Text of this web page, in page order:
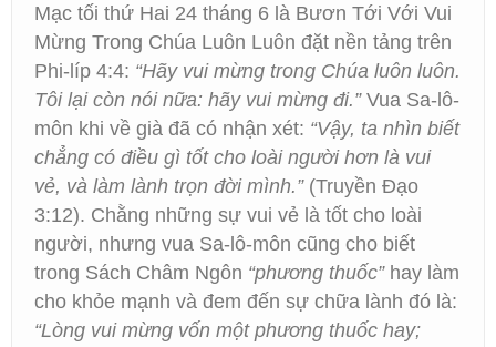
Mạc tối thứ Hai 24 tháng 6 là Bươn Tới Với Vui
Mừng Trong Chúa Luôn Luôn đặt nền tảng trên
Phi-líp 4:4: “Hãy vui mừng trong Chúa luôn luôn.
Tôi lại còn nói nữa: hãy vui mừng đi.”Vua Sa-lô-
môn khi về già đã có nhận xét: “Vậy, ta nhìn biết
chẳng có điều gì tốt cho loài người hơn là vui
vẻ, và làm lành trọn đời mình.”(Truyền Đạo
3:12). Chằng những sự vui vẻ là tốt cho loài
người, nhưng vua Sa-lô-môn cũng cho biết
trong Sách Châm Ngôn “phương thuốc”hay làm
cho khỏe mạnh và đem đến sự chữa lành đó là:
“Lòng vui mừng vốn một phương thuốc hay;